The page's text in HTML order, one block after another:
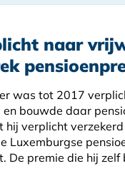
naar
was tot 2017
bouwde daar
hij verplicht
Luxemburgse
De premie die hij